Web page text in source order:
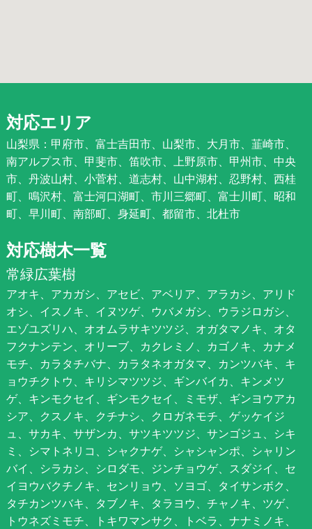
対応エリア
山梨県：甲府市、富士吉田市、山梨市、大月市、韮崎市、
南アルプス市、甲斐市、笛吹市、上野原市、甲州市、中央
市、丹波山村、小菅村、道志村、山中湖村、忍野村、西桂
町、鳴沢村、富士河口湖町、市川三郷町、富士川町、昭和
町、早川町、南部町、身延町、都留市、北杜市
対応樹木一覧
常緑広葉樹
アオキ、アカガシ、アセビ、アベリア、アラカシ、アリド
オシ、イスノキ、イヌツゲ、ウバメガシ、ウラジロガシ、
エゾユズリハ、オオムラサキツツジ、オガタマノキ、オタ
フクナンテン、オリーブ、カクレミノ、カゴノキ、カナメ
モチ、カラタチバナ、カラタネオガタマ、カンツバキ、キ
ョウチクトウ、キリシマツツジ、ギンバイカ、キンメツ
ゲ、キンモクセイ、ギンモクセイ、ミモザ、ギンヨウアカ
シア、クスノキ、クチナシ、クロガネモチ、ゲッケイジ
ュ、サカキ、サザンカ、サツキツツジ、サンゴジュ、シキ
ミ、シマトネリコ、シャクナゲ、シャシャンポ、シャリン
バイ、シラカシ、シロダモ、ジンチョウゲ、スダジイ、セ
イヨウバクチノキ、センリョウ、ソヨゴ、タイサンボク、
タチカンツバキ、タブノキ、タラヨウ、チャノキ、ツゲ、
トウネズミモチ、トキワマンサク、トベラ、ナナミノキ、